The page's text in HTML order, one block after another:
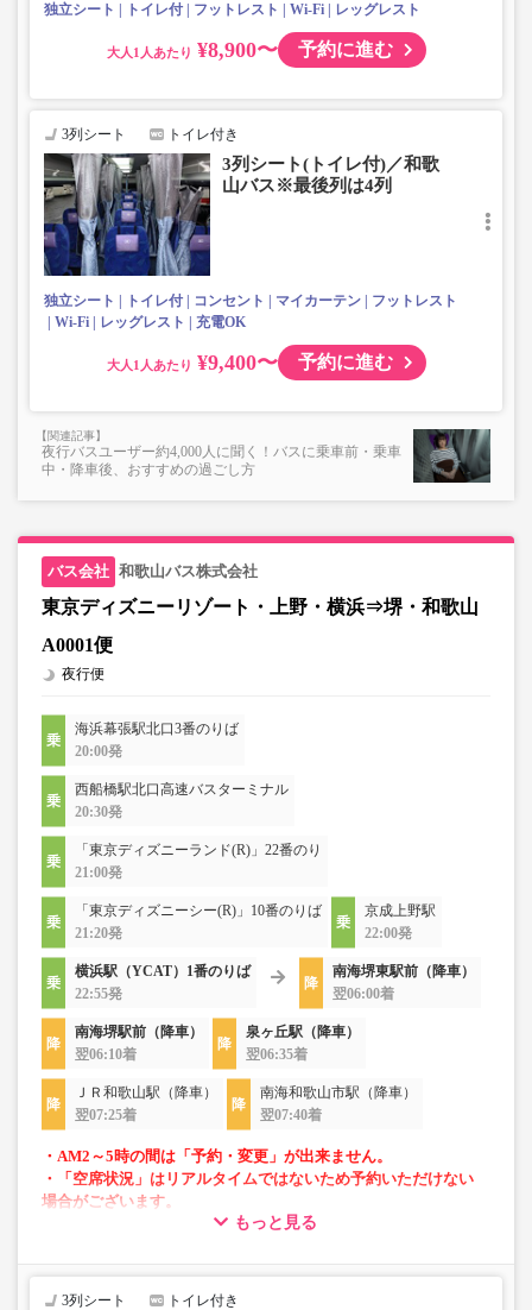
独立シート トイレ付 フットレスト Wi-Fi レッグレスト
大人 ¥8,900〜 予約に進む
3列シート トイレ付き
3列シート(トイレ付)／和歌
山バス※最後列は4列
独立シート トイレ付 コンセント マイカーテン
フットレスト
Wi-Fi
レッグレスト 充電OK
大人 ¥9,400〜 予約に進む
夜行バスユーザー約4,000人に聞く！バスに乗車前・乗車
中・降車後、おすすめの過ごし方
和歌山バス株式会社
東京ディズニーリゾート・上野・横浜⇒堺・和歌山
A0001便
夜行便
海浜幕張駅北口3番のりば
20:00発
西船橋駅北口高速バスターミナル
20:30発
「東京ディズニーランド(R)」22番のり
21:00発
「東京ディズニーシー(R)」10番のりば
21:20発
京成上野駅
22:00発
横浜駅（YCAT）1番のりば
22:55発
南海堺東駅前（降車）
翌06:00着
南海堺駅前（降車）
翌06:10着
泉ヶ丘駅（降車）
翌06:35着
ＪＲ和歌山駅（降車）
翌07:25着
南海和歌山市駅（降車）
翌07:40着
・AM2～5時の間は「予約・変更」が出来ません。
・「空席状況」はリアルタイムではないため予約いただけない
場合がございます。
・全便フリーWi-Fi対応車両にて運行
・プラズマクラスター全車両搭載
もっと見る
3列シート トイレ付き